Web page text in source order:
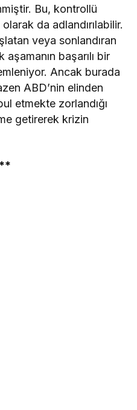
Bu, kontrollü
da adlandırılabilir.
veya sonlandıran
başarılı bir
Ancak burada
ABD’nin elinden
etmekte zorlandığı
getirerek krizin